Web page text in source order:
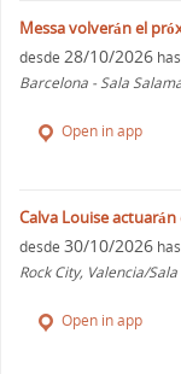
Messa volverán el
desde 28/10/2026
Barcelona - Sala
Open in app
Calva Louise
desde 30/10/2026
Rock City, Valencia/
Open in app